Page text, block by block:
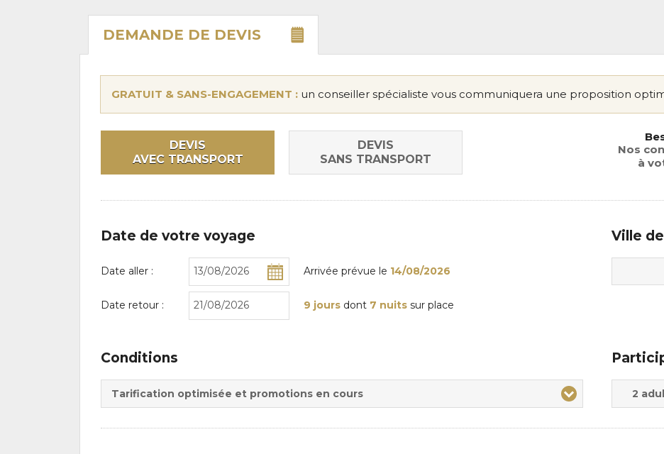
DEMANDE DE DEVIS
GRATUIT & SANS-ENGAGEMENT : un conseiller spécialiste vous communiquera une proposition
DEVIS
AVEC TRANSPORT
DEVIS
SANS TRANSPORT
Nos
à
Date de votre voyage
Date aller : Arrivée prévue le 14/08/2026
Date retour : 9 jours dont 7 nuits sur place
Ville
Conditions
Tarification optimisée et promotions en cours 2